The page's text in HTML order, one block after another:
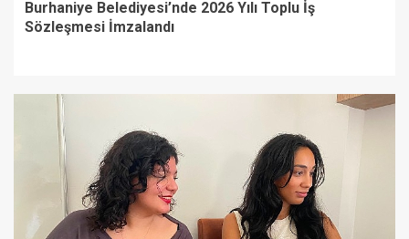
Burhaniye Belediyesi’nde 2026 Yılı Toplu İş
Sözleşmesi İmzalandı